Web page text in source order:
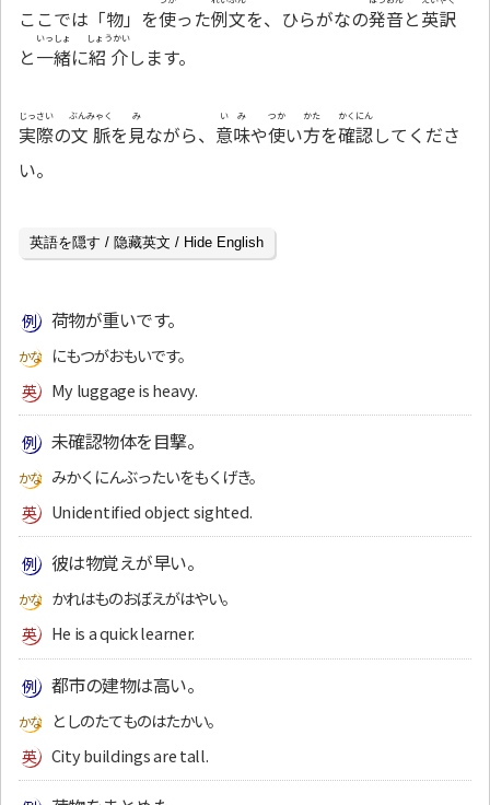
ここでは「物」を使った例文を、ひらがなの発音と英訳
と一緒
いっしょ
に紹介
しょうかい
します。
実際
じっさい
の文脈
ぶんみゃく
を見
み
ながら、 意味
いみ
や使
つか
い方
かた
を確認
かくにん
してくださ
い。
英語を隠す / 隐藏英文 / Hide English
荷物が重いです。
にもつがおもいです。
My luggage is heavy.
未確認物体を目撃。
みかくにんぶったいをもくげき。
Unidentified object sighted.
彼は物覚えが早い。
かれはものおぼえがはやい。
He is a quick learner.
都市の建物は高い。
としのたてものはたかい。
City buildings are tall.